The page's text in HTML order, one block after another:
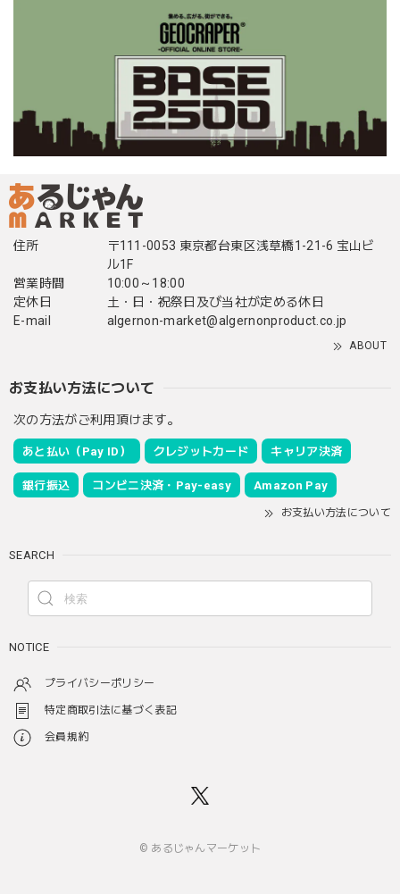
住所
〒111-0053 東京都台東区浅草橋1-21-6 宝山ビ
ル1F
営業時間
10:00～18:00
定休日
土・日・祝祭日及び当社が定める休日
E-mail
algernon-market@algernonproduct.co.jp
ABOUT
お支払い方法について
次の方法がご利用頂けます。
あと払い（Pay ID） クレジットカード キャリア決済
銀行振込 コンビニ決済・Pay-easy Amazon Pay
お支払い方法について
SEARCH
NOTICE
プライバシーポリシー
特定商取引法に基づく表記
会員規約
© あるじゃんマーケット